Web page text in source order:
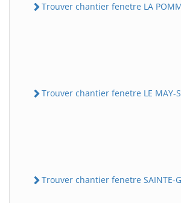
Trouver chantier fenetre LA
Trouver chantier fenetre LE MAY-
Trouver chantier fenetre SAINTE-